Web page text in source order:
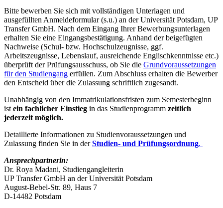
Bitte bewerben Sie sich mit vollständigen Unterlagen und
ausgefüllten Anmeldeformular (s.u.) an der Universität Potsdam, UP
Transfer GmbH. Nach dem Eingang Ihrer Bewerbungsunterlagen
erhalten Sie eine Eingangsbestätigung. Anhand der beigefügten
Nachweise (Schul- bzw. Hochschulzeugnisse, ggf.
Arbeitszeugnisse, Lebenslauf, ausreichende Englischkenntnisse etc.)
überprüft der Prüfungsausschuss, ob Sie die Grundvoraussetzungen
für den Studiengang erfüllen. Zum Abschluss erhalten die Bewerber
den Entscheid über die Zulassung schriftlich zugesandt.
Unabhängig von den Immatrikulationsfristen zum Semesterbeginn
ist ein fachlicher Einstieg in das Studienprogramm zeitlich
jederzeit möglich.
Detaillierte Informationen zu Studienvoraussetzungen und
Zulassung finden Sie in derStudien- und Prüfungsordnung.
Ansprechpartnerin:
Dr. Roya Madani, Studiengangleiterin
UP Transfer GmbH an der Universität Potsdam
August-Bebel-Str. 89, Haus 7
D-14482 Potsdam